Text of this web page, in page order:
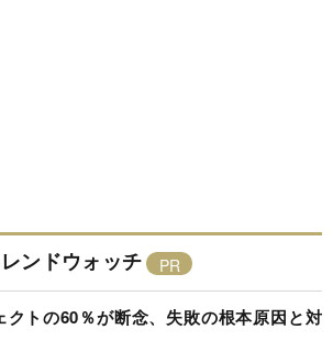
レンドウォッチ
クトの60％が断念、失敗の根本原因と対